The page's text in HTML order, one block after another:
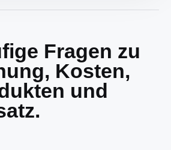
Fragen zu
Kosten,
und